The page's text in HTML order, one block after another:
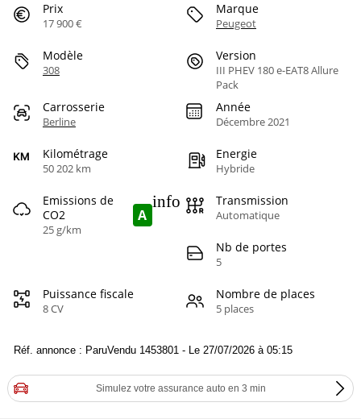
Prix
17 900 €
Marque
Peugeot
Modèle
308
Version
III PHEV 180 e-EAT8 Allure
Pack
Carrosserie
Berline
Année
Décembre 2021
Kilométrage
50 202 km
Energie
Hybride
Emissions de
CO2
25 g/km
A
info Transmission
Automatique
Nb de portes
5
Puissance fiscale
8 CV
Nombre de places
5 places
Réf. annonce : ParuVendu 1453801 - Le 27/07/2026 à 05:15
Simulez votre assurance auto en 3 min